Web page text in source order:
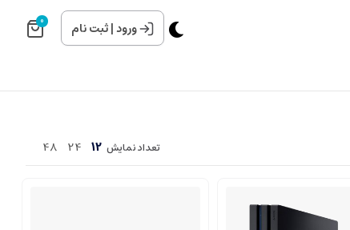
ورود|ثبت نام 0
تعداد نمایش 12
24
48